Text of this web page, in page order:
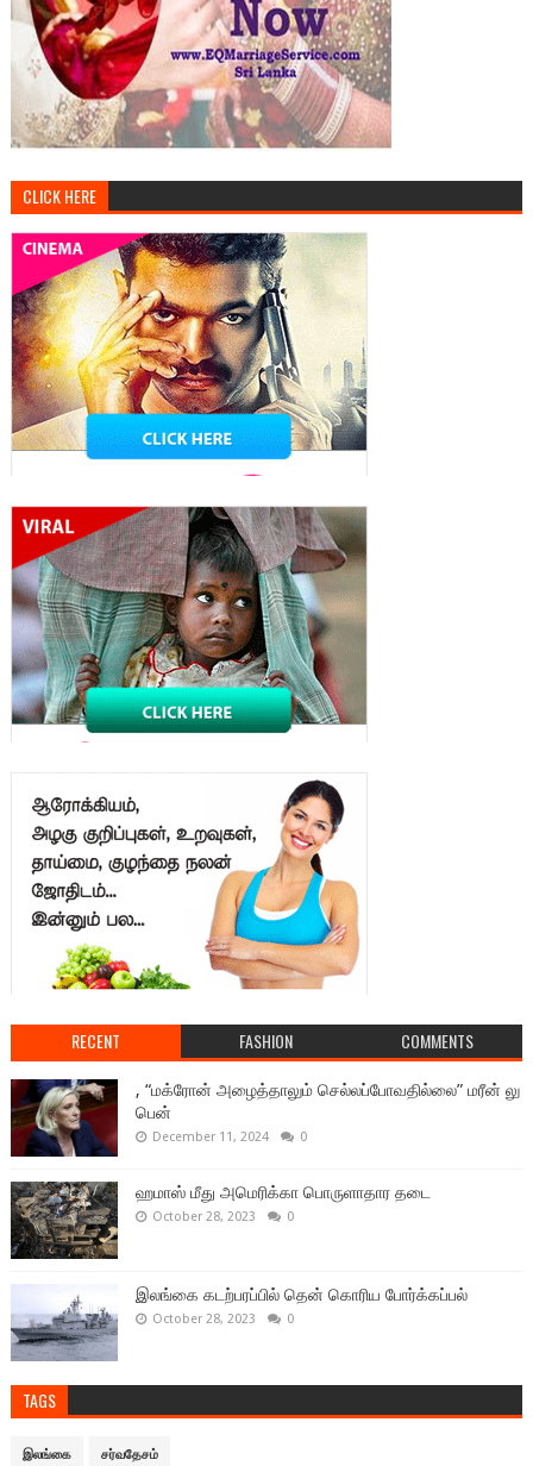
CLICK HERE
RECENT FASHION COMMENTS
, “மக்ரோன் அழைத்தாலும் செல்லப்போவதில்லை” மரீன் லு
பென்
December 11, 2024 0
ஹமாஸ் மீது அமெரிக்கா பொருளாதார தடை
October 28, 2023 0
இலங்கை கடற்பரப்பில் தென் கொரிய போர்க்கப்பல்
October 28, 2023 0
TAGS
இலங்கை சர்வதேசம்